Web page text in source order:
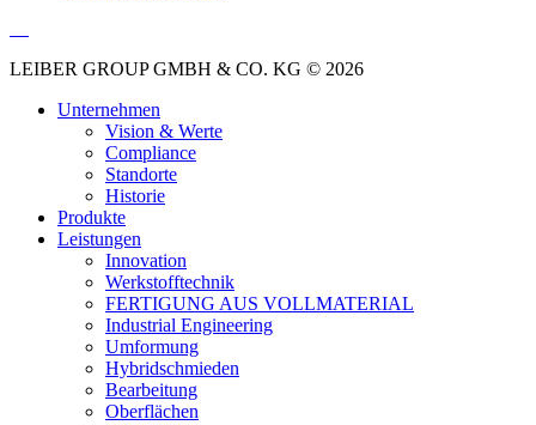
LEIBER GROUP GMBH & CO. KG © 2026
Unternehmen
Vision & Werte
Compliance
Standorte
Historie
Produkte
Leistungen
Innovation
Werkstofftechnik
FERTIGUNG AUS VOLLMATERIAL
Industrial Engineering
Umformung
Hybridschmieden
Bearbeitung
Oberflächen